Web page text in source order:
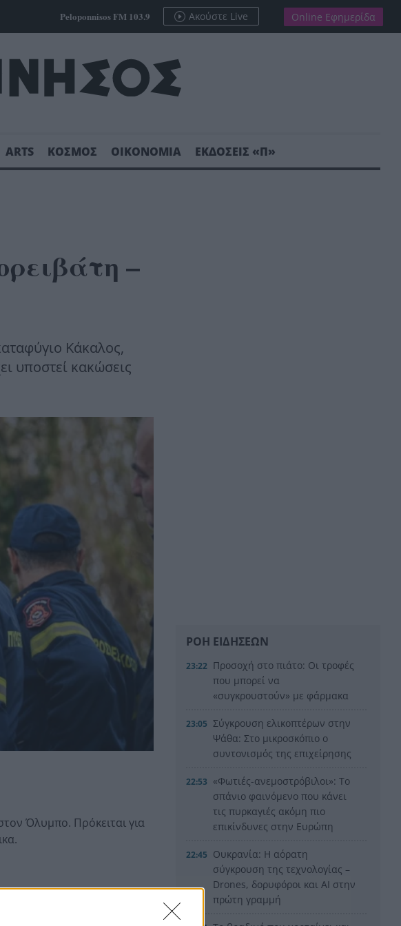
Peloponnisos FM 103.9 Ακούστε Live Online Εφημερίδα
ARTS ΚΟΣΜΟΣ ΟΙΚΟΝΟΜΙΑ ΕΚΔΟΣΕΙΣ «Π»
–
Κάκαλος,
υποστεί κακώσεις
Όλυμπο. Πρόκειται για
ΡΟΗ ΕΙΔΗΣΕΩΝ
23:22 Προσοχή στο πιάτο: Οι τροφές
που μπορεί να
«συγκρουστούν» με φάρμακα
23:05 Σύγκρουση ελικοπτέρων στην
Ψάθα: Στο μικροσκόπιο ο
συντονισμός της επιχείρησης
22:53 «Φωτιές-ανεμοστρόβιλοι»: Το
σπάνιο φαινόμενο που κάνει
τις πυρκαγιές ακόμη πιο
επικίνδυνες στην Ευρώπη
22:45 Ουκρανία: Η αόρατη
σύγκρουση της τεχνολογίας –
Drones, δορυφόροι και AI στην
πρώτη γραμμή